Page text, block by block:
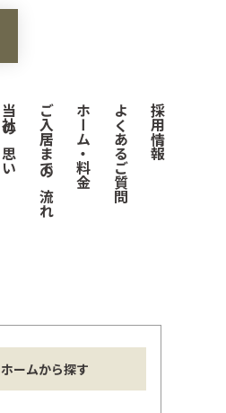
当社の思い ご入居までの流れ ホーム・料金 よくあるご質問 採用情報
ホームから探す